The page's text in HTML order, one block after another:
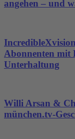
angehen – und
Abonnenten mit
Unterhaltung
Willi Arsan &
münchen.tv-